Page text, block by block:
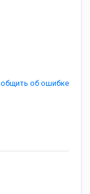
об ошибке